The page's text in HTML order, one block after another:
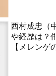
西村成忠（
や経歴は？
【メレンゲ